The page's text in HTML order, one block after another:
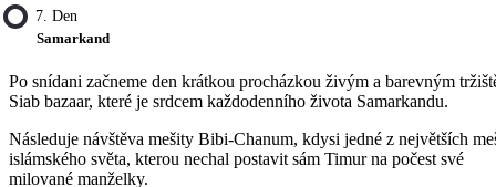
7. Den
Samarkand
Po snídani začneme den krátkou procházkou živým a barevným
Siab bazaar, které je srdcem každodenního života Samarkandu.
Následuje návštěva mešity Bibi-Chanum, kdysi jedné z největších
islámského světa, kterou nechal postavit sám Timur na počest své
milované manželky.